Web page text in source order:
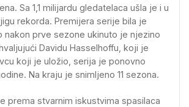
Sa 1,1 milijardu gledatelaca ušla je i u
rekorda. Premijera serije bila je
nakon prve sezone ukinuto je njezino
Davidu Hasselhoffu, koji je
koji je uložio, serija je ponovno
Na kraju je snimljeno 11 sezona.
prema stvarnim iskustvima spasilaca